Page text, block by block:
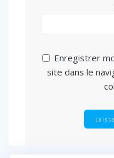
Enregistrer
site dans le